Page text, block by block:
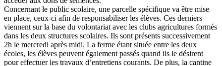
Concernant le public scolaire, une parcelle spécifique va être mise
en place, ceux-ci afin de responsabiliser les élèves. Ces derniers
viennent sur la base du volontariat avec les clubs agricultures formés
dans les deux structures scolaires. Ils sont présents successivement
2h le mercredi après midi. La ferme étant située entre les deux
écoles, les élèves peuvent également passés quand ils le désirent
pour effectuer les travaux d’entretiens courants. De plus, la cantine